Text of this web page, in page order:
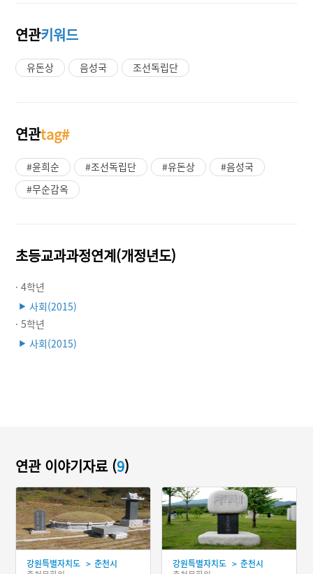
연관키워드
유돈상 음성국 조선독립단
연관tag#
#윤희순 #조선독립단 #유돈상
#음성국
#무순감옥
초등교과과정연계(개정년도)
· 4학년
▶ 사회(2015)
· 5학년
▶ 사회(2015)
연관 이야기자료 (9)
강원특별자치도 > 춘천시
강원특별자치도 > 춘천시